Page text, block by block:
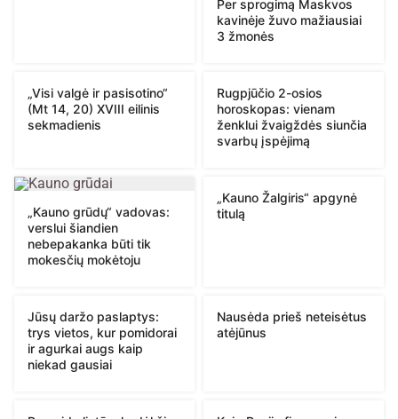
Per sprogimą Maskvos
kavinėje žuvo mažiausiai
3 žmonės
„Visi valgė ir pasisotino“
(Mt 14, 20) XVIII eilinis
sekmadienis
Rugpjūčio 2-osios
horoskopas: vienam
ženklui žvaigždės siunčia
svarbų įspėjimą
„Kauno grūdų“ vadovas:
verslui šiandien
nebepakanka būti tik
mokesčių mokėtoju
„Kauno Žalgiris“ apgynė
titulą
Jūsų daržo paslaptys:
trys vietos, kur pomidorai
ir agurkai augs kaip
niekad gausiai
Nausėda prieš neteisėtus
atėjūnus